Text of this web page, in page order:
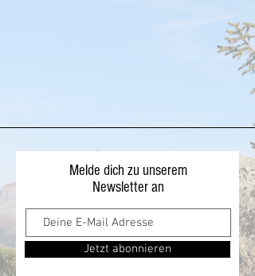
Melde dich zu unserem
Newsletter an
Jetzt abonnieren